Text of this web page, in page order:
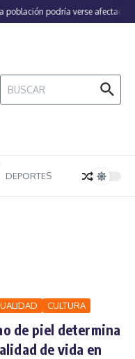
población podría verse afectada
Buscar:
DEPORTES
CULTURA
de piel determina
de vida en